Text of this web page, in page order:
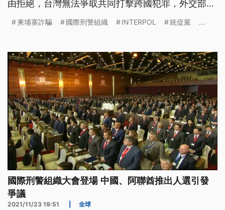
由拒絕，台灣無法爭取共同打擊跨國犯罪，外交部對
柬埔寨詐騙 國際刑警組織 INTERPOL 統促黨 ...
國際刑警組織大會登場 中國、阿聯酋推出人選引發
爭議
2021/11/23 19:51 全球